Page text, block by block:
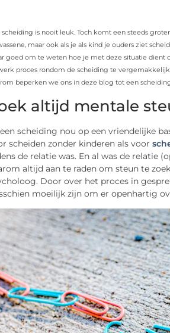
scheiding is nooit leuk. Toch komt een steeds
maar ook als je als kind je ouders ziet
goed om te weten hoe je met deze situatie dient
proces rondom de scheiding te
beperken we ons in deze blog tot een
altijd mentale
scheiding nou op een vriendelijke
scheiden zonder kinderen als voor
de relatie was. En al was de relatie
altijd aan te raden om steun te
Door over het proces in
moeilijk zijn om er openhartig